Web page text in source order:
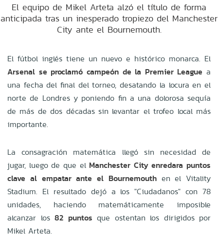
El equipo de Mikel Arteta alzó el título de forma
anticipada tras un inesperado tropiezo del Manchester
City ante el Bournemouth.
El fútbol inglés tiene un nuevo e histórico monarca. El
Arsenal se proclamó campeón de la Premier League a
una fecha del final del torneo, desatando la locura en el
norte de Londres y poniendo fin a una dolorosa sequía
de más de dos décadas sin levantar el trofeo local más
importante.
La consagración matemática llegó sin necesidad de
jugar, luego de que el Manchester City enredara puntos
clave al empatar ante el Bournemouthen el Vitality
Stadium. El resultado dejó a los "Ciudadanos" con 78
unidades, haciendo matemáticamente imposible
alcanzar los 82 puntos que ostentan los dirigidos por
Mikel Arteta.